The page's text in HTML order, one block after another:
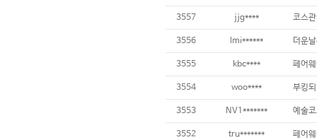
3557 jjg****
3556 lmi******
3555 kbc****
3554 woo**** 부킹
3553 NV1*******
3552 tru*******